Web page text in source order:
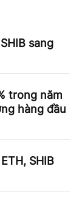
sang
​​trong năm
hàng đầu
SHIB